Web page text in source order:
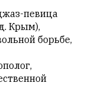
певица
Крым),
борьбе,